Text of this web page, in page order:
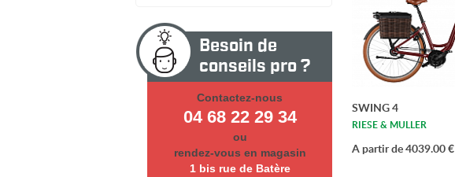
SWING 4
RIESE & MULLER
A partir de 4039.00 €
Besoin de
conseils pro ?
Contactez-nous
04 68 22 29 34
ou
rendez-vous en magasin
1 bis rue de Batère